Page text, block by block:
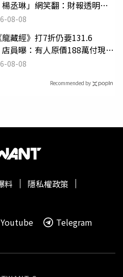
丞琳」網笑翻：財報透明度
08-08
藏經》打7折仍要131.6
員曝：有人原價188萬付現購
08-08
Recommended by
料
隱私權政策
Youtube Telegram